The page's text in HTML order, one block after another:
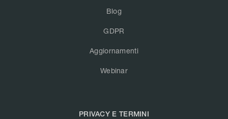
Blog
GDPR
Aggiornamenti
Webinar
PRIVACY E TERMINI